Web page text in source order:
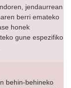
jendaurrean
berri emateko
honek
gune espezifiko
behin-behineko